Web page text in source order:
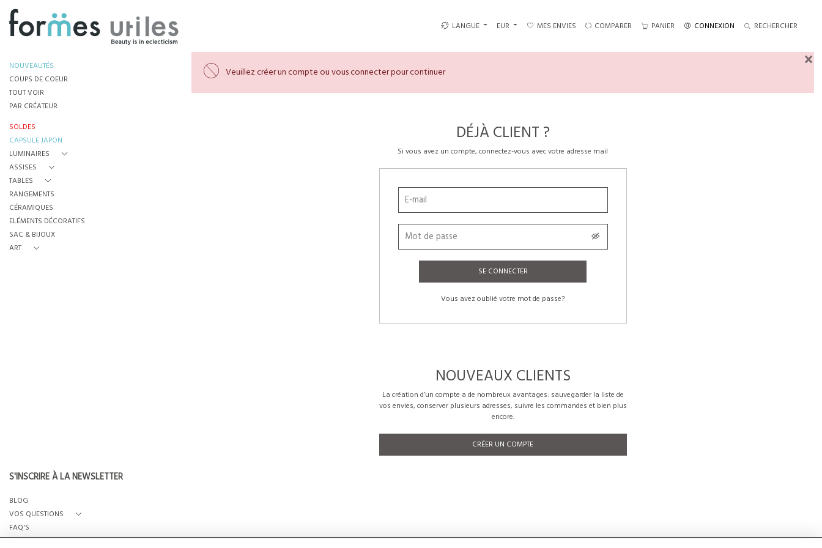
LANGUE EUR MES ENVIES COMPARER PANIER CONNEXION RECHERCHER
NOUVEAUTÉS
COUPS DE COEUR
TOUT VOIR
PAR CRÉATEUR
SOLDES
CAPSULE JAPON
LUMINAIRES
ASSISES
TABLES
RANGEMENTS
CÉRAMIQUES
ELÉMENTS DÉCORATIFS
SAC & BIJOUX
ART
S'INSCRIRE À LA NEWSLETTER
BLOG
VOS QUESTIONS
FAQ'S
QUI SOMMES-NOUS?
Veuillez créer un compte ou vous connecter pour continuer
×
DÉJÀ CLIENT ?
Si vous avez un compte, connectez-vous avec votre adresse mail
SE CONNECTER
Vous avez oublié votre mot de passe?
NOUVEAUX CLIENTS
La création d’un compte a de nombreux avantages: sauvegarder la liste de
vos envies, conserver plusieurs adresses, suivre les commandes et bien plus
encore.
CRÉER UN COMPTE